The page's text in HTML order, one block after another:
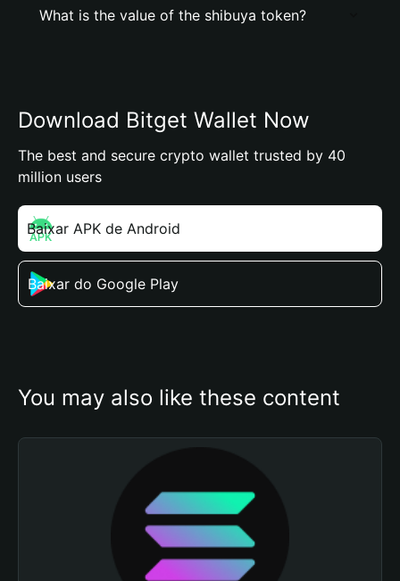
What is the value of the shibuya token?
Download Bitget Wallet Now
The best and secure crypto wallet trusted by 40
million users
Baixar APK de Android
Baixar do Google Play
You may also like these content